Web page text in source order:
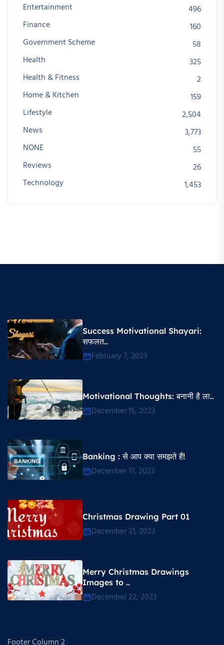
Entertainment
496
Finance
160
Government Scheme
58
Health
325
Health & Fitness
2
Home & Kitchen
159
Lifestyle
2,504
News
3,773
NONE
55
Reviews
26
Technology
1,453
Success Motivational Shayari​:
सफलत..
February 7, 2023
Motivational Thoughts​: बनानी है ला..
December 15, 2023
Banking : से आप क्या समझते हैं!
December 17, 2023
Christmas Drawing Part 01
December 21, 2023
Merry Christmas Drawings
Images to ..
December 22, 2023